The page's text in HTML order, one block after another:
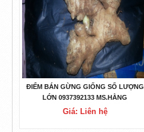
ĐIỂM BÁN GỪNG GIỐNG SỐ LƯỢNG
LỚN 0937392133 MS.HẰNG
Giá: Liên hệ